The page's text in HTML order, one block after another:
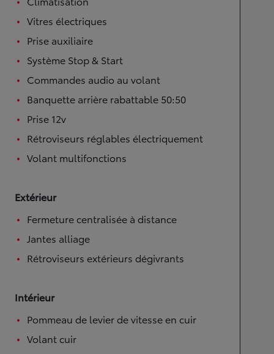
Vitres électriques
Prise auxiliaire
Système Stop & Start
Commandes audio au volant
Banquette arrière rabattable 50:50
Prise 12v
Rétroviseurs réglables électriquement
Volant multifonctions
Extérieur
Fermeture centralisée à distance
Jantes alliage
Rétroviseurs extérieurs dégivrants
Intérieur
Pommeau de levier de vitesse en cuir
Volant cuir